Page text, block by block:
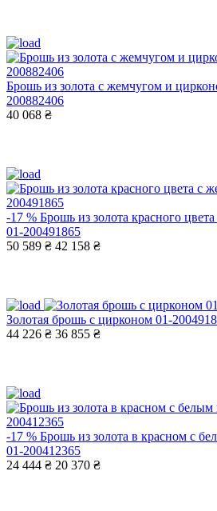
Брошь из золота с жемчугом и
200882406
40 068 ₴
-17 % Брошь из золота красного
01-200491865
50 589 ₴ 42 158 ₴
Золотая брошь с цирконом 01-
44 226 ₴ 36 855 ₴
-17 % Брошь из золота в красном с
01-200412365
24 444 ₴ 20 370 ₴